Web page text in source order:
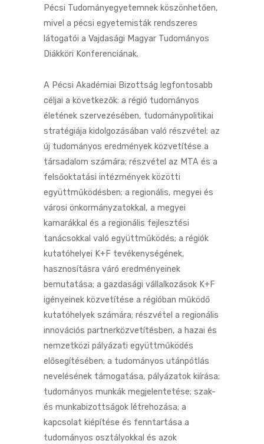
Pécsi Tudományegyetemnek köszönhetően,
mivel a pécsi egyetemisták rendszeres
látogatói a Vajdasági Magyar Tudományos
Diákköri Konferenciának.
A Pécsi Akadémiai Bizottság legfontosabb
céljai a következők: a régió tudományos
életének szervezésében, tudománypolitikai
stratégiája kidolgozásában való részvétel; az
új tudományos eredmények közvetítése a
társadalom számára; részvétel az MTA és a
felsőoktatási intézmények közötti
együttműködésben; a regionális, megyei és
városi önkormányzatokkal, a megyei
kamarákkal és a regionális fejlesztési
tanácsokkal való együttműködés; a régiók
kutatóhelyei K+F tevékenységének,
hasznosításra váró eredményeinek
bemutatása; a gazdasági vállalkozások K+F
igényeinek közvetítése a régióban működő
kutatóhelyek számára; részvétel a regionális
innovációs partnerközvetítésben, a hazai és
nemzetközi pályázati együttműködés
elősegítésében; a tudományos utánpótlás
nevelésének támogatása, pályázatok kiírása;
tudományos munkák megjelentetése; szak-
és munkabizottságok létrehozása; a
kapcsolat kiépítése és fenntartása a
tudományos osztályokkal és azok